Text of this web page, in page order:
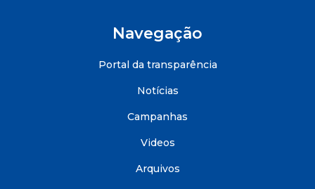
Navegação
Portal da transparência
Notícias
Campanhas
Videos
Arquivos